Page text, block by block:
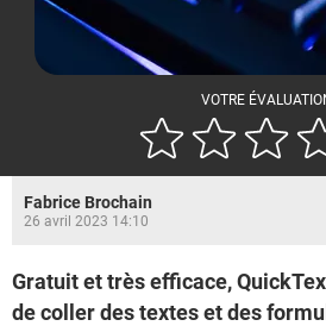
VOTRE
Fabrice Brochain
26 avril 2023 14:10
Gratuit et très efficace,
de coller des textes et des